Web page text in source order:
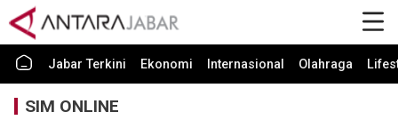
Jabar Terkini Ekonomi Internasional Olahraga
SIM ONLINE